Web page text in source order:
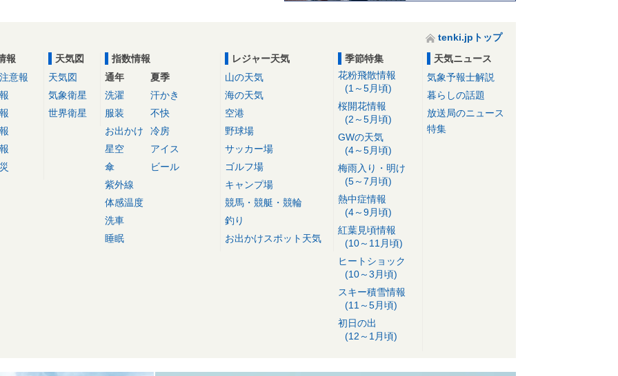
tenki.jpトップ
報
意報
天気図
天気図
気象衛星
世界衛星
指数情報
通年
洗濯
服装
お出かけ
星空
傘
紫外線
体感温度
洗車
睡眠
夏季
汗かき
不快
冷房
アイス
ビール
レジャー天気
山の天気
海の天気
空港
野球場
サッカー場
ゴルフ場
キャンプ場
競馬・競艇・競輪
釣り
お出かけスポット天気
季節特集
花粉飛散情報
(1～5月頃)
桜開花情報
(2～5月頃)
GWの天気
(4～5月頃)
梅雨入り・明け
(5～7月頃)
熱中症情報
(4～9月頃)
紅葉見頃情報
(10～11月頃)
ヒートショック
(10～3月頃)
スキー積雪情報
(11～5月頃)
初日の出
(12～1月頃)
天気ニュース
気象予報士解説
暮らしの話題
放送局のニュース
特集